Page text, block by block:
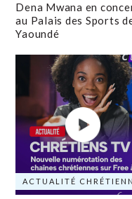
Dena Mwana en
au Palais des Sports
Yaoundé
ACTUALITÉ